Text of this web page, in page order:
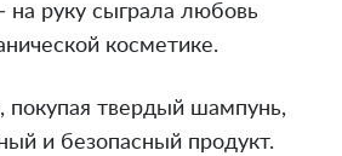
руку сыграла любовь
косметике.
покупая твердый шампунь,
и безопасный продукт.